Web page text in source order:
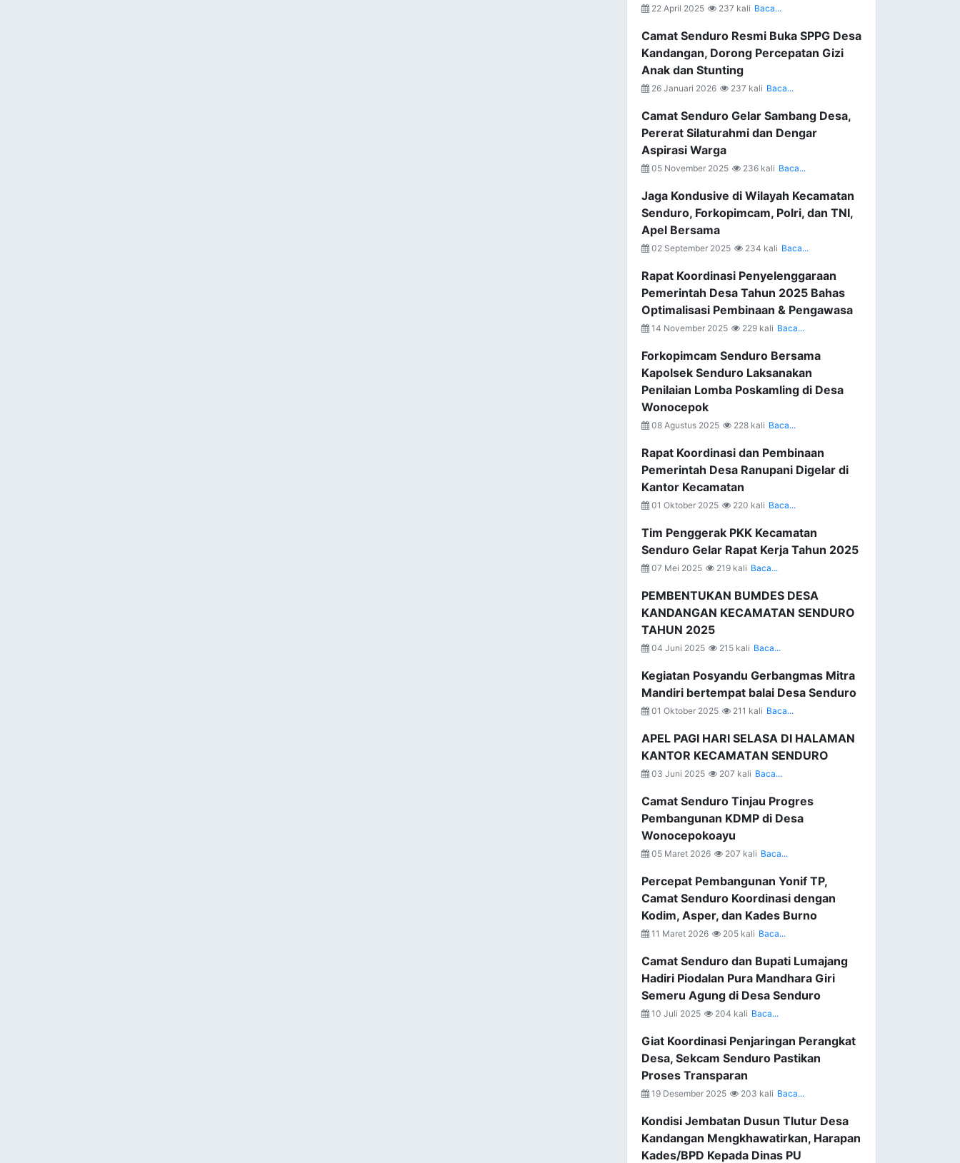
22 April 2025 237 kali Baca...
Camat Senduro Resmi Buka SPPG Desa
Kandangan, Dorong Percepatan Gizi
Anak dan Stunting
26 Januari 2026 237 kali Baca...
Camat Senduro Gelar Sambang Desa,
Pererat Silaturahmi dan Dengar
Aspirasi Warga
05 November 2025 236 kali Baca...
Jaga Kondusive di Wilayah Kecamatan
Senduro, Forkopimcam, Polri, dan TNI,
Apel Bersama
02 September 2025 234 kali Baca...
Rapat Koordinasi Penyelenggaraan
Pemerintah Desa Tahun 2025 Bahas
Optimalisasi Pembinaan & Pengawasa
14 November 2025 229 kali Baca...
Forkopimcam Senduro Bersama
Kapolsek Senduro Laksanakan
Penilaian Lomba Poskamling di Desa
Wonocepok
08 Agustus 2025 228 kali Baca...
Rapat Koordinasi dan Pembinaan
Pemerintah Desa Ranupani Digelar di
Kantor Kecamatan
01 Oktober 2025 220 kali Baca...
Tim Penggerak PKK Kecamatan
Senduro Gelar Rapat Kerja Tahun 2025
07 Mei 2025 219 kali Baca...
PEMBENTUKAN BUMDES DESA
KANDANGAN KECAMATAN SENDURO
TAHUN 2025
04 Juni 2025 215 kali Baca...
Kegiatan Posyandu Gerbangmas Mitra
Mandiri bertempat balai Desa Senduro
01 Oktober 2025 211 kali Baca...
APEL PAGI HARI SELASA DI HALAMAN
KANTOR KECAMATAN SENDURO
03 Juni 2025 207 kali Baca...
Camat Senduro Tinjau Progres
Pembangunan KDMP di Desa
Wonocepokoayu
05 Maret 2026 207 kali Baca...
Percepat Pembangunan Yonif TP,
Camat Senduro Koordinasi dengan
Kodim, Asper, dan Kades Burno
11 Maret 2026 205 kali Baca...
Camat Senduro dan Bupati Lumajang
Hadiri Piodalan Pura Mandhara Giri
Semeru Agung di Desa Senduro
10 Juli 2025 204 kali Baca...
Giat Koordinasi Penjaringan Perangkat
Desa, Sekcam Senduro Pastikan
Proses Transparan
19 Desember 2025 203 kali Baca...
Kondisi Jembatan Dusun Tlutur Desa
Kandangan Mengkhawatirkan, Harapan
Kades/BPD Kepada Dinas PU